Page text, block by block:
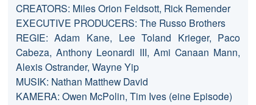
CREATORS: Miles Orion Feldsott, Rick Remender
EXECUTIVE PRODUCERS: The Russo Brothers
REGIE: Adam Kane, Lee Toland Krieger, Paco
Cabeza, Anthony Leonardi III, Ami Canaan Mann,
Alexis Ostrander, Wayne Yip
MUSIK: Nathan Matthew David
KAMERA: Owen McPolin, Tim Ives (eine Episode)